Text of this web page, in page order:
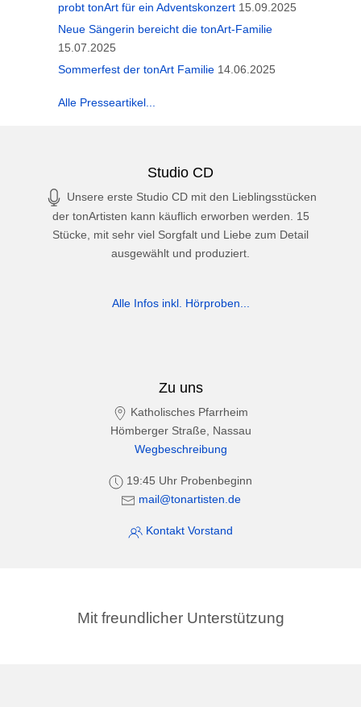
probt tonArt für ein Adventskonzert 15.09.2025
Neue Sängerin bereicht die tonArt-Familie
15.07.2025
Sommerfest der tonArt Familie 14.06.2025
Alle Presseartikel...
Studio CD
Unsere erste Studio CD mit den Lieblingsstücken
der tonArtisten kann käuflich erworben werden. 15
Stücke, mit sehr viel Sorgfalt und Liebe zum Detail
ausgewählt und produziert.
Alle Infos inkl. Hörproben...
Zu uns
Katholisches Pfarrheim
Hömberger Straße, Nassau
Wegbeschreibung
19:45 Uhr Probenbeginn
mail@tonartisten.de
Kontakt Vorstand
Mit freundlicher Unterstützung